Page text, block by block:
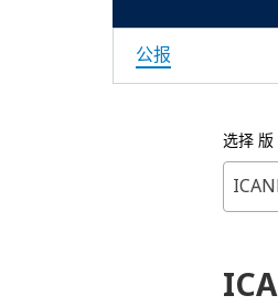
公报
选择 版